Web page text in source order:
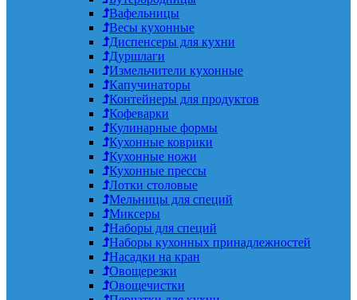
Вафельницы
Весы кухонные
Диспенсеры для кухни
Дуршлаги
Измельчители кухонные
Капучинаторы
Контейнеры для продуктов
Кофеварки
Кулинарные формы
Кухонные коврики
Кухонные ножи
Кухонные прессы
Лотки столовые
Мельницы для специй
Миксеры
Наборы для специй
Наборы кухонных принадлежностей
Насадки на кран
Овощерезки
Овощечистки